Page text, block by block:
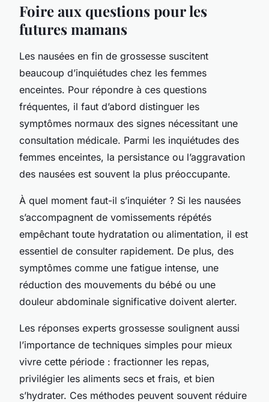
Foire aux questions pour les
futures mamans
Les nausées en fin de grossesse suscitent
beaucoup d’inquiétudes chez les femmes
enceintes. Pour répondre à ces questions
fréquentes, il faut d’abord distinguer les
symptômes normaux des signes nécessitant une
consultation médicale. Parmi les inquiétudes des
femmes enceintes, la persistance ou l’aggravation
des nausées est souvent la plus préoccupante.
À quel moment faut-il s’inquiéter ? Si les nausées
s’accompagnent de vomissements répétés
empêchant toute hydratation ou alimentation, il est
essentiel de consulter rapidement. De plus, des
symptômes comme une fatigue intense, une
réduction des mouvements du bébé ou une
douleur abdominale significative doivent alerter.
Les réponses experts grossesse soulignent aussi
l’importance de techniques simples pour mieux
vivre cette période : fractionner les repas,
privilégier les aliments secs et frais, et bien
s’hydrater. Ces méthodes peuvent souvent réduire